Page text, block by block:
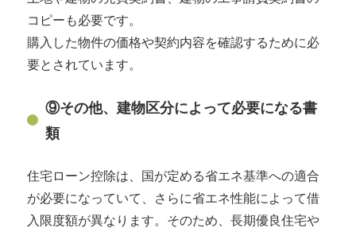
コピーも必要です。
購入した物件の価格や契約内容を確認するために必
要とされています。
⑨その他、建物区分によって必要になる書
類
住宅ローン控除は、国が定める省エネ基準への適合
が必要になっていて、さらに省エネ性能によって借
入限度額が異なります。そのため、長期優良住宅や